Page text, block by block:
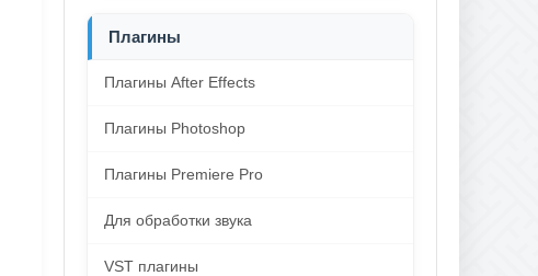
Плагины
Плагины After Effects
Плагины Photoshop
Плагины Premiere Pro
Для обработки звука
VST плагины